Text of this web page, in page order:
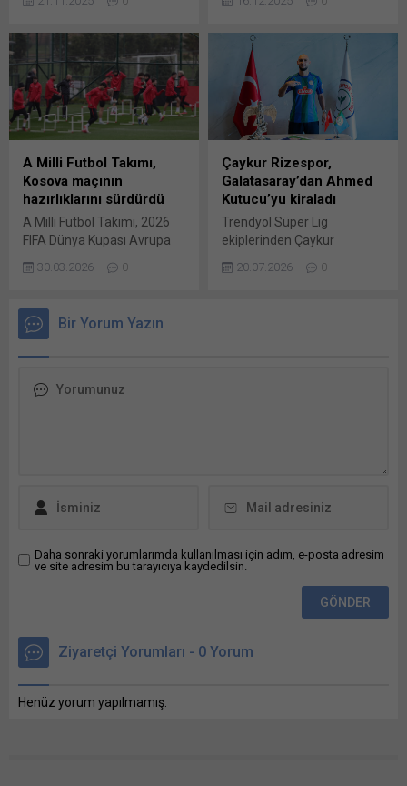
turu yarı finalinde Romanya
maçın başlama saati belli
oldu. A Milli Futbol Takımı’nın
2026 FIFA Dünya Kupası
Avrupa Elemeleri play-off
turu yarı finalinde Romanya
ile sahasında oynayacağı
maçın başlama saati belli
oldu. UEFA tarafından
merkezi olarak...
veren krizde fatura, FIFA’da
Gökay’a kesildi. İşten
çıkarılan ve psikolojik tedavi
gören Gökay, dava açarak
“başkalarını korumak için
feda edildim” dedi. Katar’da
düzenlenen FIFA 2022
Dünya Kupası finali,
Arjantin’in zaferinden çok,
ünlü şef Nusret Gökçe’nin
(Salt Bae) sahaya girerek
kupa...
A Milli Futbol Takımı,
Kosova maçının
hazırlıklarını sürdürdü
A Milli Futbol Takımı, 2026
FIFA Dünya Kupası Avrupa
31 Mart Salı günü Kosova’ya
hazırlıklarına devam etti.
Türkiye Futbol
Hasan Doğan Milli Takımlar
30.03.2026 0
Çaykur Rizespor,
Galatasaray’dan Ahmed
Kutucu’yu kiraladı
Trendyol Süper Lig
ekiplerinden Çaykur
futbolcu Ahmed Kutucu’yu
ifadelere yer verildi:...
20.07.2026 0
Bir Yorum Yazın
Daha sonraki yorumlarımda kullanılması için adım, e-posta adresim
ve site adresim bu tarayıcıya kaydedilsin.
Ziyaretçi Yorumları - 0 Yorum
Henüz yorum yapılmamış.